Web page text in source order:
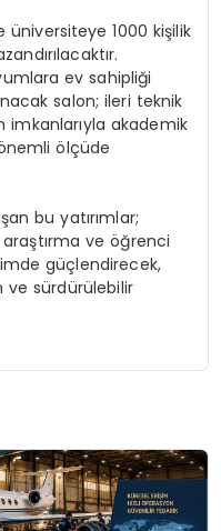
üniversiteye 1000 kişilik
ev sahipliği
salon; ileri teknik
imkanlarıyla akademik
ölçüde
bu yatırımlar;
ve öğrenci
güçlendirecek,
sürdürülebilir